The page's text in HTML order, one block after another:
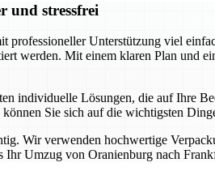
und stressfrei
Unterstützung viel
werden. Mit einem klaren Plan und
individuelle Lösungen, die auf Ihre
Sie sich auf die wichtigsten
Wir verwenden hochwertige
Ihr Umzug von Oranienburg nach